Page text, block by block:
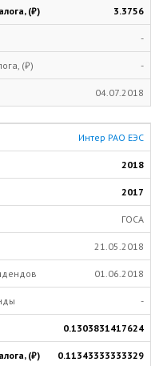
3.3756
-
-
04.07.2018
Интер РАО ЕЭС
2018
2017
ГОСА
21.05.2018
01.06.2018
-
0.1303831417624
0.11343333333329